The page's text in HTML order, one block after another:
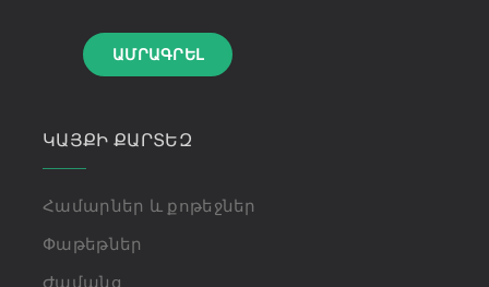
ԱՄՐԱԳՐԵԼ
ԿԱՅՔԻ ՔԱՐՏԵԶ
Համարներ և քոթեջներ
Փաթեթներ
Ժամանց